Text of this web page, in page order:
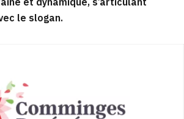
le slogan.